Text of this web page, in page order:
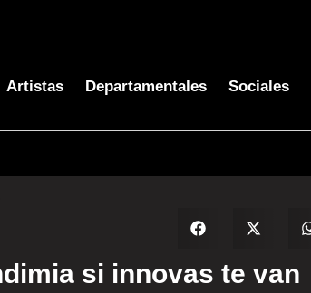
Artistas Departamentales Sociales
si innovas te van